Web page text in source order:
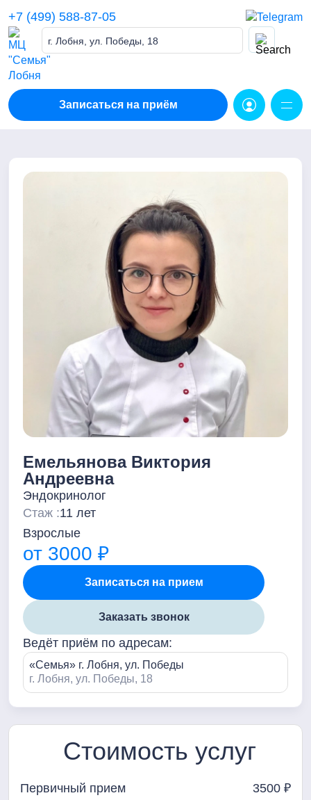
content
+7 (499) 588-87-05
г. Лобня, ул. Победы, 18
Записаться на приём
Емельянова Виктория
Андреевна
Эндокринолог
Стаж :11 лет
Взрослые
от 3000 ₽
Записаться на прием
Заказать звонок
Ведёт приём по адресам:
«Семья» г. Лобня, ул. Победы
г. Лобня, ул. Победы, 18
Стоимость услуг
Первичный прием 3500 ₽